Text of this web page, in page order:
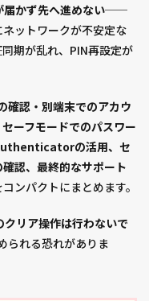
かず先へ進めない──
ットワークが不安定な
期が乱れ、PIN再設定が
確認・別端末でのアカウ
ーフモードでのパスワー
の活用、セ
認、最終的なサポート
ンパクトにまとめます。
クリア操作は行わないで
られる恐れがありま